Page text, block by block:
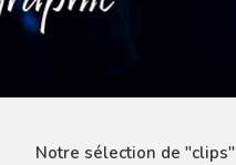
Notre sélection de "clips"